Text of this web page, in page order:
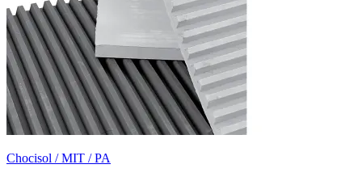
Chocisol / MIT / PA